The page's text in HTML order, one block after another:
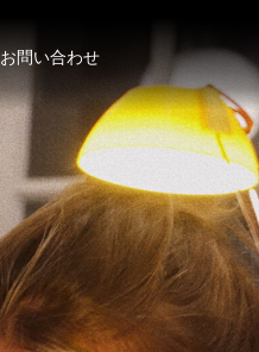
お問い合わせ